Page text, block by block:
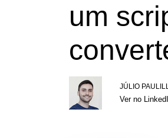
um
JÚLIO
Ver no